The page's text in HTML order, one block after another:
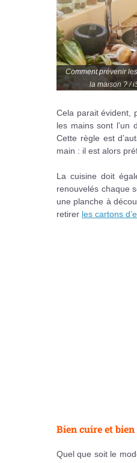
Comment prévenir
la maison ? /
Cela parait évident,
les mains sont l’un
Cette règle est
main : il est alors
La cuisine doit
renouvelés chaque
une planche à
retirer les cartons
Bien cuire et
Quel que soit le